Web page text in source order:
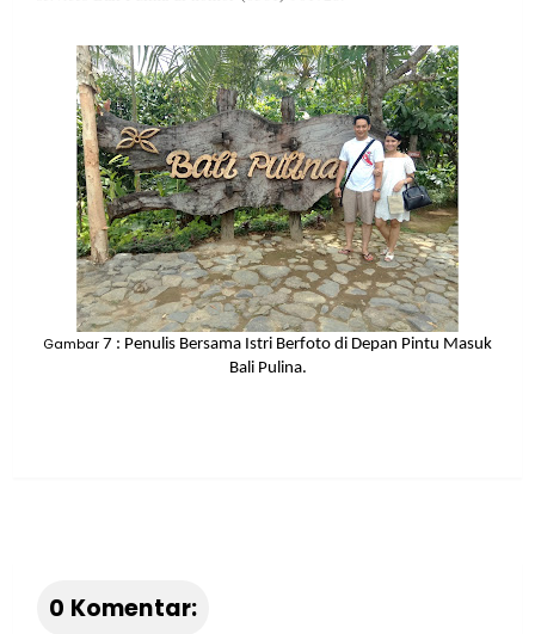
Gambar 7 : Penulis Bersama Istri Berfoto di Depan Pintu Masuk
Bali Pulina.
0 Komentar: